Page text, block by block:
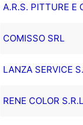
A.R.S. PITTURE E
COMISSO SRL
LANZA SERVICE
RENE COLOR